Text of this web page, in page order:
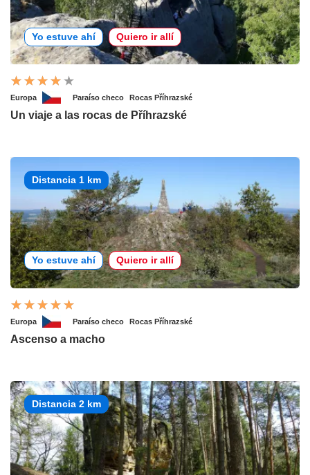
Yo estuve ahí Quiero ir allí
Europa Paraíso checo Rocas Příhrazské
Un viaje a las rocas de Příhrazské
Distancia 1 km
Yo estuve ahí Quiero ir allí
Europa Paraíso checo Rocas Příhrazské
Ascenso a macho
Distancia 2 km